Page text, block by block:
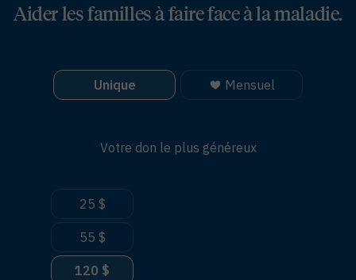
Aider les familles à faire face à la maladie.